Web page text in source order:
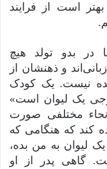
است از فرایند
در بدو تولد هیچ
و ذهنشان از
نیست. یک کودک
یک لیوان است»
مختلفی صورت
کند که هنگامی که
لیوان به من بده،
گاهی پدر از او